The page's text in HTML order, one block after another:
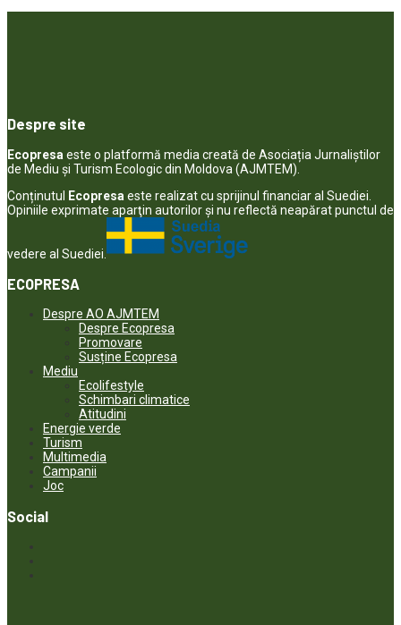
Despre site
Ecopresa este o platformă media creată de Asociația Jurnaliștilor
de Mediu și Turism Ecologic din Moldova (AJMTEM).
Conținutul Ecopresa este realizat cu sprijinul financiar al Suediei.
Opiniile exprimate aparţin autorilor şi nu reflectă neapărat punctul de
vedere al Suediei.
ECOPRESA
Despre AO AJMTEM
Despre Ecopresa
Promovare
Susține Ecopresa
Mediu
Ecolifestyle
Schimbari climatice
Atitudini
Energie verde
Turism
Multimedia
Campanii
Joc
Social